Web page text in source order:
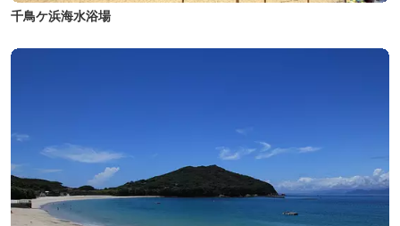
千鳥ケ浜海水浴場